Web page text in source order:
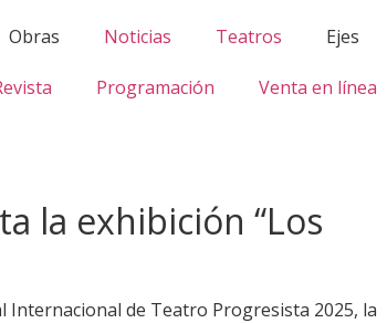
Obras Noticias Teatros Ejes
Programación Venta en línea
la exhibición “Los
Internacional de Teatro Progresista 2025, la